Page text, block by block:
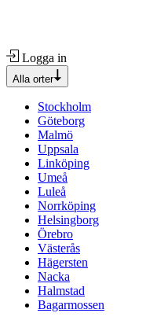
Logga in
Alla orter
Stockholm
Göteborg
Malmö
Uppsala
Linköping
Umeå
Luleå
Norrköping
Helsingborg
Örebro
Västerås
Hägersten
Nacka
Halmstad
Bagarmossen